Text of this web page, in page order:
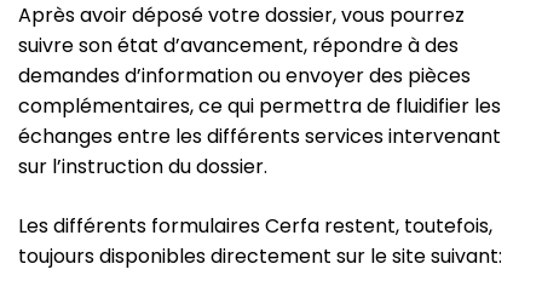
Après avoir déposé votre dossier, vous pourrez
suivre son état d’avancement, répondre à des
demandes d’information ou envoyer des pièces
complémentaires, ce qui permettra de fluidifier les
échanges entre les différents services intervenant
sur l’instruction du dossier.
Les différents formulaires Cerfa restent, toutefois,
toujours disponibles directement sur le site suivant: